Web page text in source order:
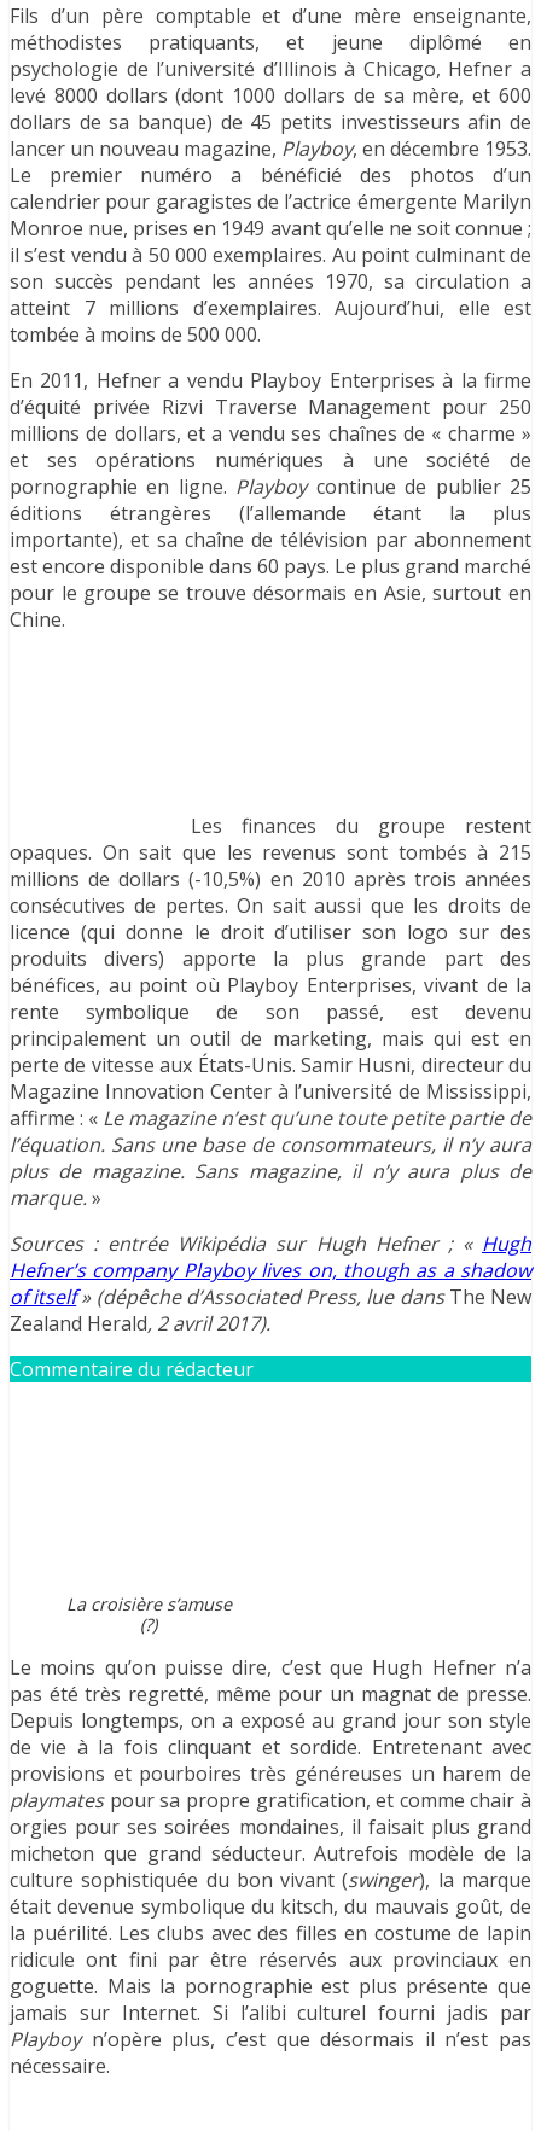
Fils d’un père comptable et d’une mère enseignante,
méthodistes pratiquants, et jeune diplômé en
psychologie de l’université d’Illinois à Chicago, Hefner a
levé 8000 dollars (dont 1000 dollars de sa mère, et 600
dollars de sa banque) de 45 petits investisseurs afin de
lancer un nouveau magazine, Playboy, en décembre 1953.
Le premier numéro a bénéficié des photos d’un
calendrier pour garagistes de l’actrice émergente Marilyn
Monroe nue, prises en 1949 avant qu’elle ne soit connue ;
il s’est vendu à 50 000 exemplaires. Au point culminant de
son succès pendant les années 1970, sa circulation a
atteint 7 millions d’exemplaires. Aujourd’hui, elle est
tombée à moins de 500 000.
En 2011, Hefner a vendu Playboy Enterprises à la firme
d’équité privée Rizvi Traverse Management pour 250
millions de dollars, et a vendu ses chaînes de « charme »
et ses opérations numériques à une société de
pornographie en ligne. Playboy continue de publier 25
éditions étrangères (l’allemande étant la plus
importante), et sa chaîne de télévision par abonnement
est encore disponible dans 60 pays. Le plus grand marché
pour le groupe se trouve désormais en Asie, surtout en
Chine.
Les finances du groupe restent
opaques. On sait que les revenus sont tombés à 215
millions de dollars (-10,5%) en 2010 après trois années
consécutives de pertes. On sait aussi que les droits de
licence (qui donne le droit d’utiliser son logo sur des
produits divers) apporte la plus grande part des
bénéfices, au point où Playboy Enterprises, vivant de la
rente symbolique de son passé, est devenu
principalement un outil de marketing, mais qui est en
perte de vitesse aux États-Unis. Samir Husni, directeur du
Magazine Innovation Center à l’université de Mississippi,
affirme : « Le magazine n’est qu’une toute petite partie de
l’équation. Sans une base de consommateurs, il n’y aura
plus de magazine. Sans magazine, il n’y aura plus de
marque.»
Sources : entrée Wikipédia sur Hugh Hefner ; « Hugh
Hefner’s company Playboy lives on, though as a shadow
of itself» (dépêche d’Associated Press, lue dansThe New
Zealand Herald, 2 avril 2017).
Commentaire du rédacteur
La croisière s’amuse
(?)
Le moins qu’on puisse dire, c’est que Hugh Hefner n’a
pas été très regretté, même pour un magnat de presse.
Depuis longtemps, on a exposé au grand jour son style
de vie à la fois clinquant et sordide. Entretenant avec
provisions et pourboires très généreuses un harem de
playmatespour sa propre gratification, et comme chair à
orgies pour ses soirées mondaines, il faisait plus grand
micheton que grand séducteur. Autrefois modèle de la
culture sophistiquée du bon vivant (swinger), la marque
était devenue symbolique du kitsch, du mauvais goût, de
la puérilité. Les clubs avec des filles en costume de lapin
ridicule ont fini par être réservés aux provinciaux en
goguette. Mais la pornographie est plus présente que
jamais sur Internet. Si l’alibi culturel fourni jadis par
Playboyn’opère plus, c’est que désormais il n’est pas
nécessaire.